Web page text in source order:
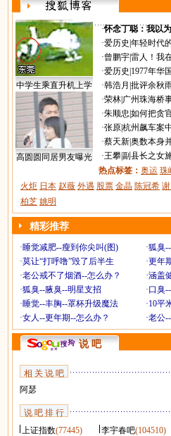
中学生乘直升机上学
高圆圆同居男友曝光
·怀念丁聪：我以
·爱历史 年轻时代
·曾鹏宇|雷人！我
·爱历史 1977年华
·韩浩月 批评余秋
·荣林| 广州珠海桥
·朱顺忠 如何把贪
·张原|杭州飙车案
·蔡天新|奥数本身
·王攀|副县长之女
热点标签： 奥运 珠
火炬 日本 赵薇 外遇 股票 金晶 陈冠希
柏芝 姚明
精彩推荐
·睡觉减肥--瘦到你尖叫(图) ·狐臭
·莫让“打呼噜”毁了后半生 ·更年
·老公戒不了烟酒--怎么办？ ·涵盖
·狐臭--腋臭--明星支招 ·口臭
·睡觉--丰胸--罩杯升级魔法 ·10平
·女人--更年期--怎么办？ ·老公
说 吧
相 关 说 吧
阿瑟
说 吧 排 行
上证指数(77445) 李宇春吧(104510)